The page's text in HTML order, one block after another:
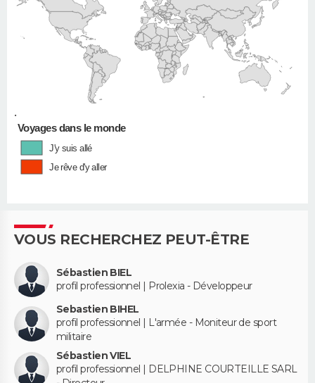
•
Voyages dans le monde
J'y suis allé
Je rêve d'y aller
VOUS RECHERCHEZ PEUT-ÊTRE
Sébastien BIEL
profil professionnel | Prolexia - Développeur
Sebastien BIHEL
profil professionnel | L'armée - Moniteur de sport
militaire
Sébastien VIEL
profil professionnel | DELPHINE COURTEILLE SARL